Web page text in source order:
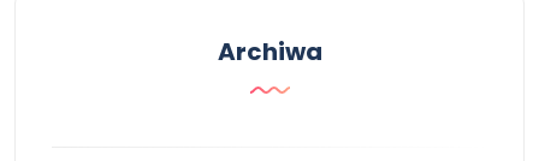
Archiwa